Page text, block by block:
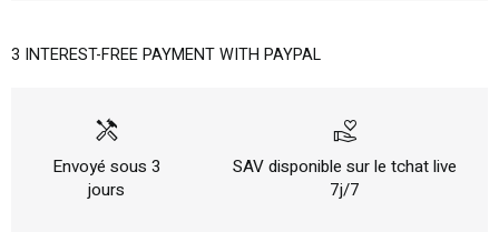
3 INTEREST-FREE PAYMENT WITH PAYPAL
handyman
Envoyé sous 3
jours
volunteer_activism
SAV disponible sur le tchat live
7j/7